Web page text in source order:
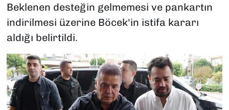
Beklenen desteğin gelmemesi ve pankartın
indirilmesi üzerine Böcek'in istifa kararı
aldığı belirtildi.